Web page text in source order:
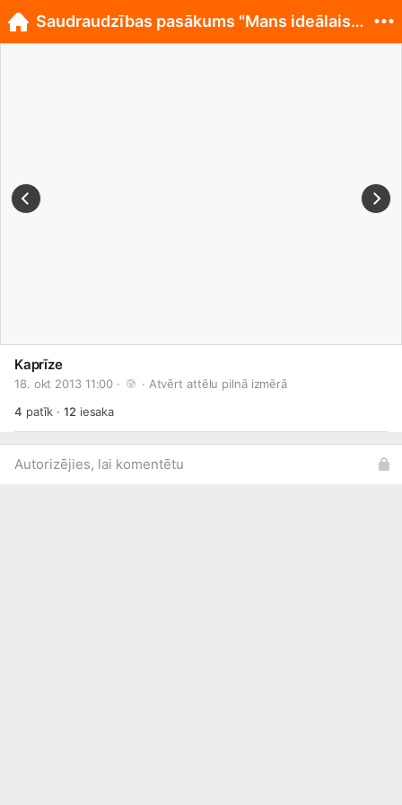
Kaprīze
18. okt 2013 11:00 · · Atvērt attēlu pilnā izmērā
4 patīk ·12 iesaka
Autorizējies, lai komentētu
Saudraudzības pasākums "Mans ideālais dejotājs"